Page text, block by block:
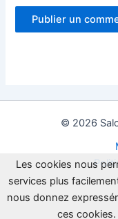
© 2026
Les cookies nous
services plus
nous donnez
ces cookies.